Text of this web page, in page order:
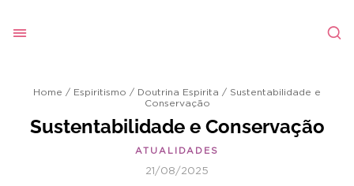
Home / Espiritismo / Doutrina Espirita / Sustentabilidade e
Conservação
Sustentabilidade e Conservação
ATUALIDADES
21/08/2025